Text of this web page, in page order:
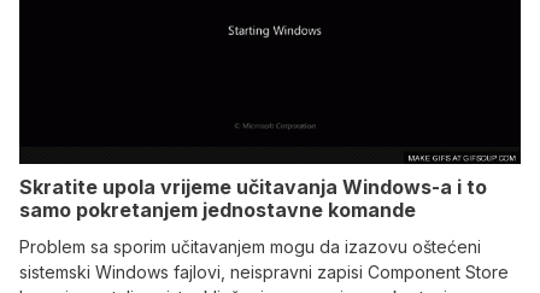
Skratite upola vrijeme učitavanja Windows-a i to
samo pokretanjem jednostavne komande
Problem sa sporim učitavanjem mogu da izazovu oštećeni
sistemski Windows fajlovi, neispravni zapisi Component Store